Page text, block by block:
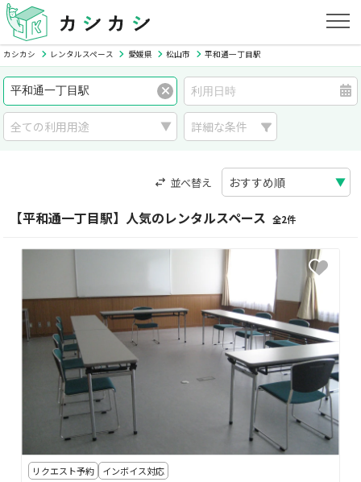
カシカシ レンタルスペース 愛媛県 松山市 平和通一丁目駅
詳細な条件
並べ替え
【平和通一丁目駅】人気のレンタルスペース 全2件
リクエスト予約 インボイス対応